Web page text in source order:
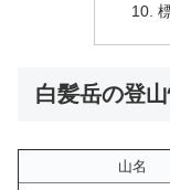
白髪岳の登
山名